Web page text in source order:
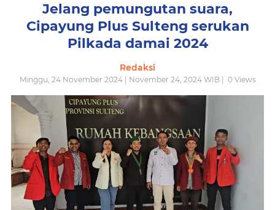
Jelang pemungutan suara,
Cipayung Plus Sulteng serukan
Pilkada damai 2024
Redaksi
Minggu, 24 November 2024 | November 24, 2024 WIB | 0Views